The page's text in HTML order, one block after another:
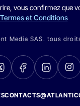
vous confirmez que
Termes et Conditions
Media SAS. tous